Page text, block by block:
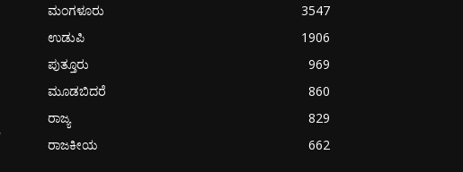
ಮಂಗಳೂರು
3547
ಉಡುಪಿ
1906
ಪುತ್ತೂರು
969
ಮೂಡಬಿದರೆ
860
ರಾಜ್ಯ
829
ರಾಜಕೀಯ
662